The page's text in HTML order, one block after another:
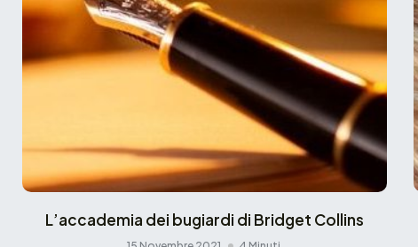
L’accademia dei bugiardi di Bridget Collins